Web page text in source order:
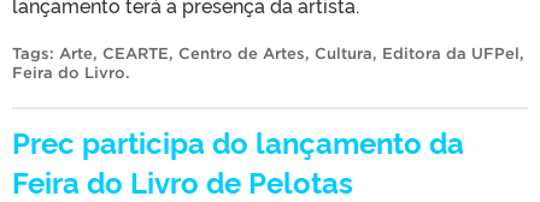
Tags: Arte, CEARTE, Centro de Artes, Cultura, Editora da UFPel,
Feira do Livro.
Prec participa do lançamento da
Feira do Livro de Pelotas